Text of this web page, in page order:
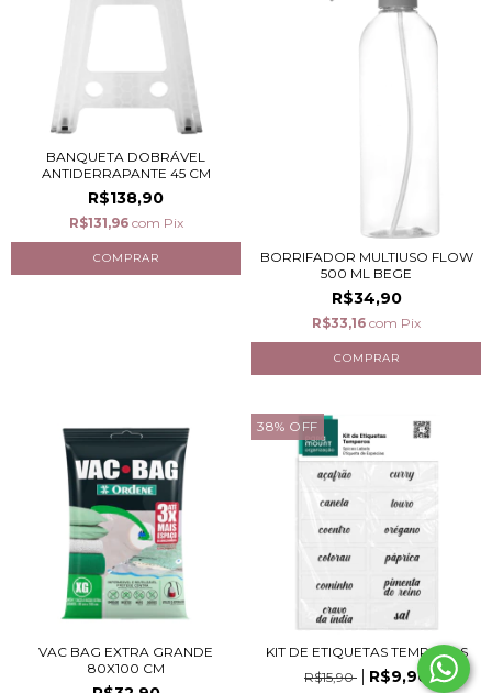
BANQUETA DOBRÁVEL
ANTIDERRAPANTE 45 CM
R$138,90
R$131,96 com Pix
BORRIFADOR MULTIUSO FLOW
500 ML BEGE
R$34,90
R$33,16 com Pix
VAC BAG EXTRA GRANDE
80X100 CM
38% OFF
KIT DE ETIQUETAS TEMPEROS
R$15,90
R$9,90